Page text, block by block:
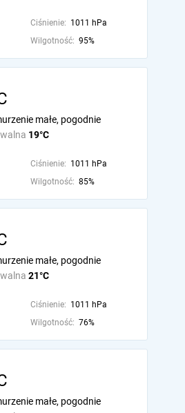
Ciśnienie: 1011 hPa
Wilgotność: 95%
19°C
małe, pogodnie
Ciśnienie: 1011 hPa
Wilgotność: 85%
21°C
małe, pogodnie
Ciśnienie: 1011 hPa
Wilgotność: 76%
małe, pogodnie